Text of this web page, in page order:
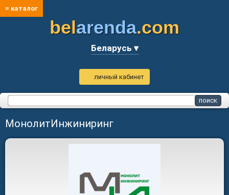
≡ каталог
belarenda.com
Беларусь ▾
личный кабинет
МонолитИнжиниринг